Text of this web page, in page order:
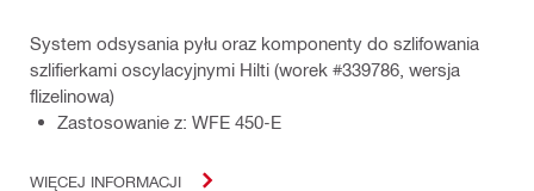
System odsysania pyłu oraz komponenty do szlifowania
szlifierkami oscylacyjnymi Hilti (worek #339786, wersja
flizelinowa)
Zastosowanie z: WFE 450-E
WIĘCEJ INFORMACJI